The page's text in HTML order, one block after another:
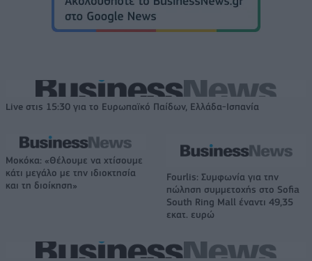
Live στις 15:30 για το Ευρωπαϊκό Παίδων, Ελλάδα-Ισπανία
Μοκόκα: «Θέλουμε να χτίσουμε
κάτι μεγάλο με την ιδιοκτησία
και τη διοίκηση»
Fourlis: Συμφωνία για την
πώληση συμμετοχής στο Sofia
South Ring Mall έναντι 49,35
εκατ. ευρώ